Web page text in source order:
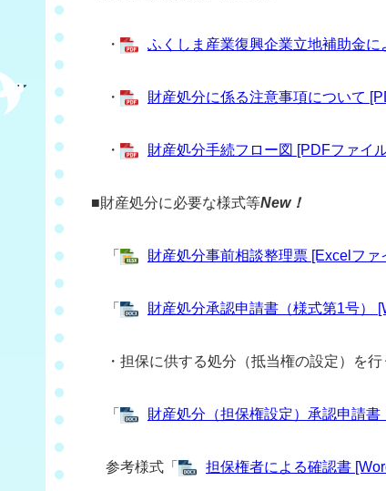
・ ふくしま産業復興企業立地補助金
・ 財産処分に係る注意事項について
・ 財産処分手続フロー図 [PDFファイ
■財産処分に必要な様式等New！
「 財産処分事前相談整理票 [Excelファ
「 財産処分承認申請書（様式第1号）
・担保に供する処分（抵当権の設定）を行
「 財産処分（担保権設定）承認申請
参考様式「 担保権者による確認書